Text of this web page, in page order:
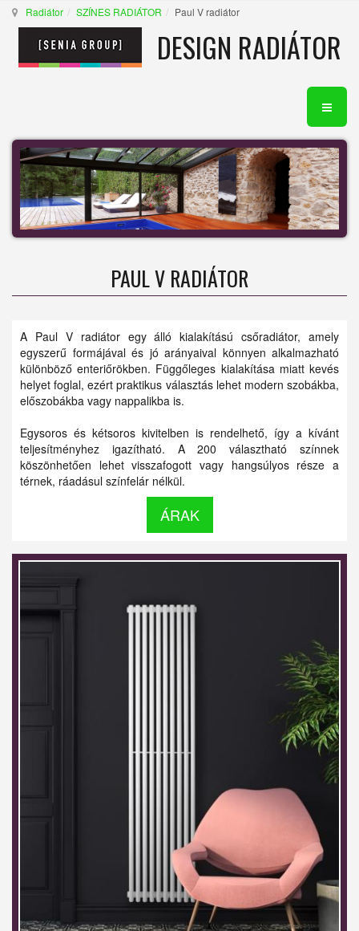
Radiátor SZÍNES RADIÁTOR Paul V radiátor
DESIGN RADIÁTOR
PAUL V RADIÁTOR
A Paul V radiátor egy álló kialakítású csőradiátor, amely
egyszerű formájával és jó arányaival könnyen alkalmazható
különböző enteriőrökben. Függőleges kialakítása miatt kevés
helyet foglal, ezért praktikus választás lehet modern szobákba,
előszobákba vagy nappalikba is.
Egysoros és kétsoros kivitelben is rendelhető, így a kívánt
teljesítményhez igazítható. A 200 választható színnek
köszönhetően lehet visszafogott vagy hangsúlyos része a
térnek, ráadásul színfelár nélkül.
ÁRAK